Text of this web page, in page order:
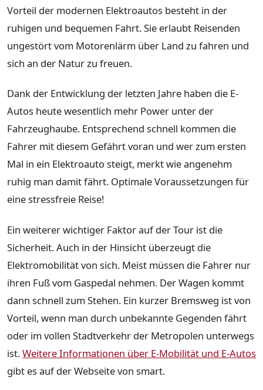
Vorteil der modernen Elektroautos besteht in der
ruhigen und bequemen Fahrt. Sie erlaubt Reisenden
ungestört vom Motorenlärm über Land zu fahren und
sich an der Natur zu freuen.
Dank der Entwicklung der letzten Jahre haben die E-
Autos heute wesentlich mehr Power unter der
Fahrzeughaube. Entsprechend schnell kommen die
Fahrer mit diesem Gefährt voran und wer zum ersten
Mal in ein Elektroauto steigt, merkt wie angenehm
ruhig man damit fährt. Optimale Voraussetzungen für
eine stressfreie Reise!
Ein weiterer wichtiger Faktor auf der Tour ist die
Sicherheit. Auch in der Hinsicht überzeugt die
Elektromobilität von sich. Meist müssen die Fahrer nur
ihren Fuß vom Gaspedal nehmen. Der Wagen kommt
dann schnell zum Stehen. Ein kurzer Bremsweg ist von
Vorteil, wenn man durch unbekannte Gegenden fährt
oder im vollen Stadtverkehr der Metropolen unterwegs
ist.Weitere Informationen über E-Mobilität und E-Autos
gibt es auf der Webseite von smart.